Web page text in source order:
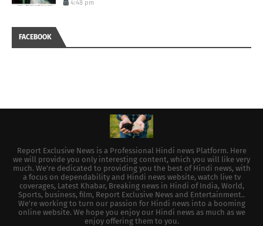
4:48 pm
FACEBOOK
Report Exclusive News is a Professional Hindi news Platform. Here
we will provide you only interesting content, which you will like very
much. We're dedicated to providing you the best of Hindi news, with
a focus on dependability and Hindi news website, watch live tv
coverages, Latest Khabar, Breaking news in Hindi of India, World,
Sports, business, film, Report Exclusive News and Entertainment..
We're working to turn our passion for Hindi news into a booming
online website. We hope you enjoy our Hindi news as much as we
enjoy offering them to you.